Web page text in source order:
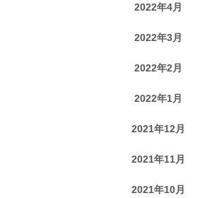
2022年4月
2022年3月
2022年2月
2022年1月
2021年12月
2021年11月
2021年10月